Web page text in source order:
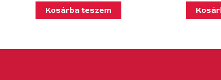
Kosárba teszem